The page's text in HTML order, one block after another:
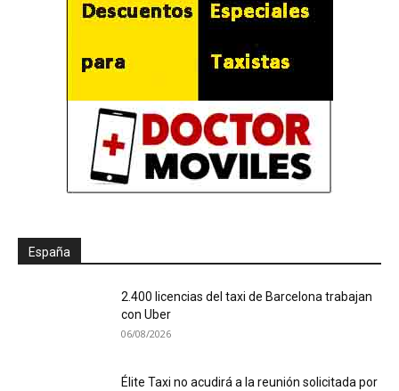
España
2.400 licencias del taxi de Barcelona trabajan
con Uber
06/08/2026
Élite Taxi no acudirá a la reunión solicitada por